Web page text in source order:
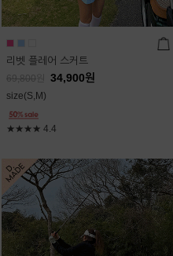
리벳 플레어 스커트
69,800 34,900원
size(S,M)
★★★★ 4.4